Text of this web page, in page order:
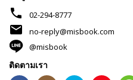
phone 02-294-8777
mail
no-reply@misbook.com
@misbook
ติดตามเรา